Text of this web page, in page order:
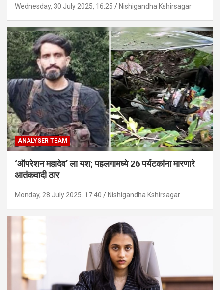
Wednesday, 30 July 2025, 16:25 Nishigandha Kshirsagar
ANALYSER TEAM
‘ऑपरेशन महादेव’ ला यश; पहलगामध्ये 26 पर्यटकांना मारणारे
आतंकवादी ठार
Monday, 28 July 2025, 17:40 Nishigandha Kshirsagar